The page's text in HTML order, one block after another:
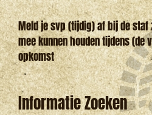
Meld je svp (tijdig) af bij de
mee kunnen houden tijdens (de
opkomst
Informatie Zoeken